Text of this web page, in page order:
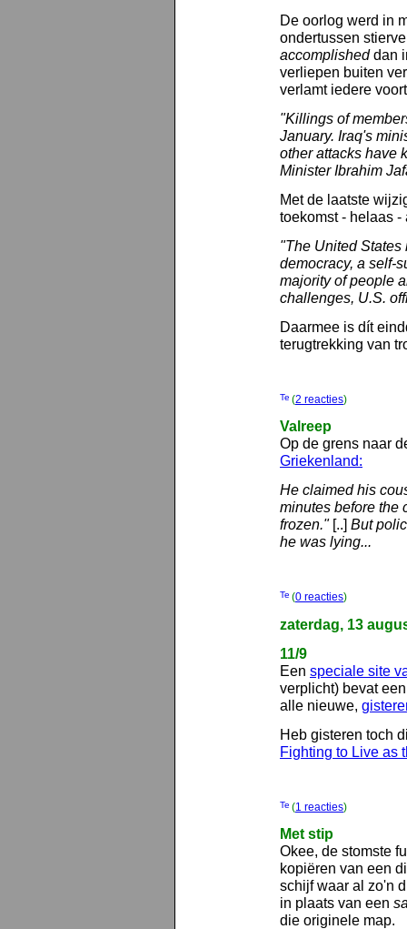
De oorlog werd in
ondertussen
accomplisheddan
verliepen buiten
verlamt iedere
"Killings of
January. Iraq's
other attacks have
Minister Ibrahim
Met de laatste
toekomst - helaas
"The United States
democracy, a self-
majority of people
challenges, U.S.
Daarmee is dít
terugtrekking van
(2 reacties)
Valreep
Op de grens naar
Griekenland:
He claimed his
minutes before the
frozen."[..] But
he was lying...
(0 reacties)
zaterdag, 13
11/9
Een speciale site
verplicht) bevat
alle nieuwe,
Heb gisteren toch
Fighting to Live as
(1 reacties)
Met stip
Okee, de stomste
kopiëren van een
schijf waar al zo'n
in plaats van een
die originele map.